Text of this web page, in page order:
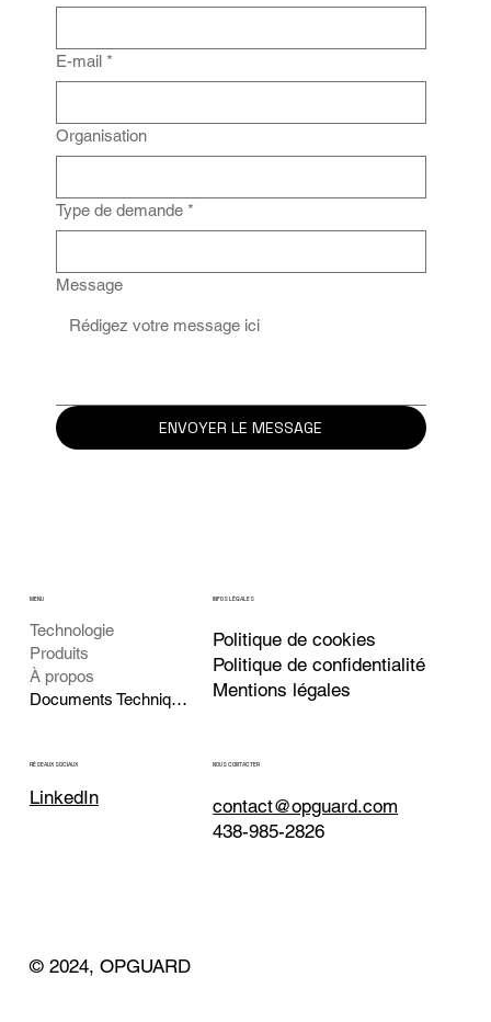
E-mail *
Organisation
Type de demande *
Message
ENVOYER LE MESSAGE
MENU
Technologie
Produits
À propos
Documents Techniques
INFOS LÉGALES
Politique de cookies
Politique de confidentialité
Mentions légales
RÉSEAUX SOCIAUX
LinkedIn
NOUS CONTACTER
contact@opguard.com
438-985-2826
© 2024, OPGUARD